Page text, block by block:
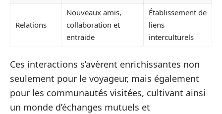
Relations
Nouveaux amis,
collaboration et
entraide
Établissement de
liens
interculturels
Ces interactions s’avèrent enrichissantes non
seulement pour le voyageur, mais également
pour les communautés visitées, cultivant ainsi
un monde d’échanges mutuels et